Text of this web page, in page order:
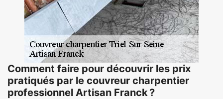
Comment faire pour découvrir les prix
pratiqués par le couvreur charpentier
professionnel Artisan Franck ?